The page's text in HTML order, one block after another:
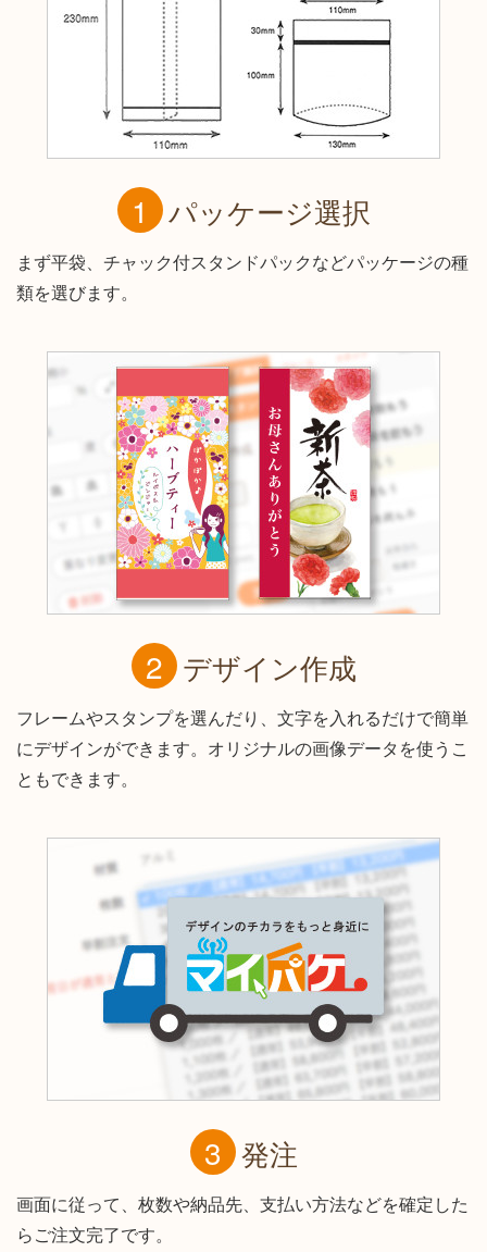
パッケージ選択
まず平袋、チャック付スタンドパックなどパッケージの種
類を選びます。
デザイン作成
フレームやスタンプを選んだり、文字を入れるだけで簡単
にデザインができます。オリジナルの画像データを使うこ
ともできます。
発注
画面に従って、枚数や納品先、支払い方法などを確定した
らご注文完了です。